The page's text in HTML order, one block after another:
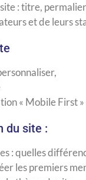
: titre,
et de leurs
« Mobile First »
du site :
: quelles
les premiers